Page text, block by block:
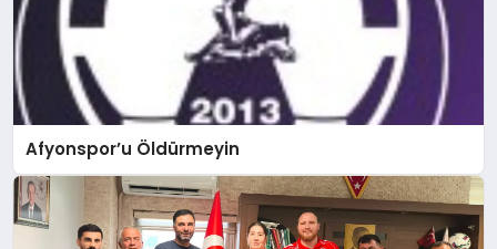
Afyonspor’u Öldürmeyin